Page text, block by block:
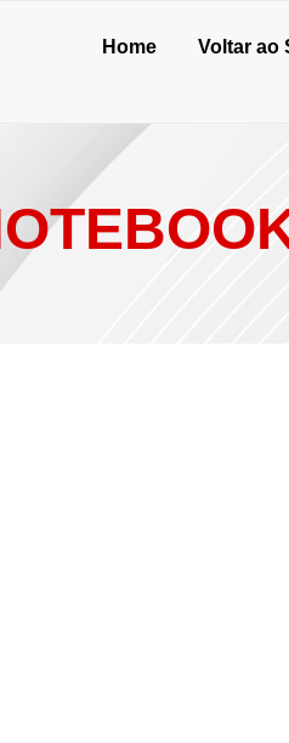
Home Voltar ao